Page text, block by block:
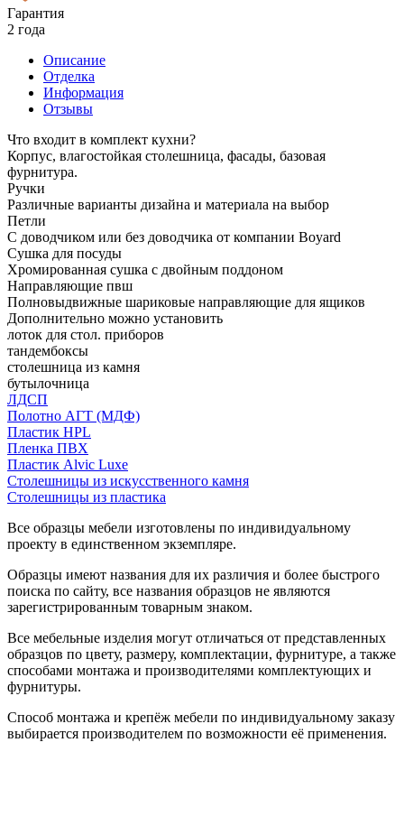
Гарантия
2 года
Описание
Отделка
Информация
Отзывы
Что входит в комплект кухни?
Корпус, влагостойкая столешница, фасады, базовая
фурнитура.
Ручки
Различные варианты дизайна и материала на выбор
Петли
С доводчиком или без доводчика от компании Boyard
Сушка для посуды
Хромированная сушка с двойным поддоном
Направляющие пвш
Полновыдвижные шариковые направляющие для ящиков
Дополнительно можно установить
лоток для стол. приборов
тандембоксы
столешница из камня
бутылочница
ЛДСП
Полотно АГТ (МДФ)
Пластик HPL
Пленка ПВХ
Пластик Alvic Luxe
Столешницы из искусственного камня
Столешницы из пластика
Все образцы мебели изготовлены по индивидуальному
проекту в единственном экземпляре.
Образцы имеют названия для их различия и более быстрого
поиска по сайту, все названия образцов не являются
зарегистрированным товарным знаком.
Все мебельные изделия могут отличаться от представленных
образцов по цвету, размеру, комплектации, фурнитуре, а также
способами монтажа и производителями комплектующих и
фурнитуры.
Способ монтажа и крепёж мебели по индивидуальному заказу
выбирается производителем по возможности её применения.